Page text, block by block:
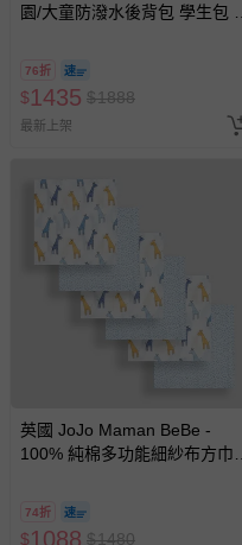
園/大童防潑水後背包 學生包 旅
76折
$1435 $1888
最新上架
英國 JoJo Maman BeBe -
100% 純棉多功能細紗布方巾/
74折
$1088 $1480